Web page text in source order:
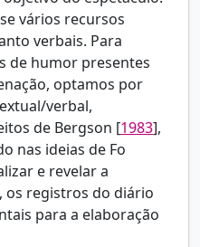
vários recursos
verbais. Para
de humor presentes
optamos por
verbal,
de Bergson [1983],
nas ideias de Fo
e revelar a
os registros do diário
para a elaboração